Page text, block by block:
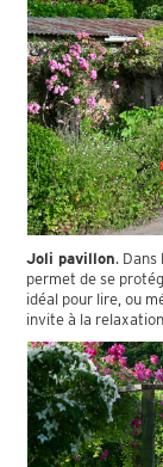
Joli pavillon.
permet de se
idéal pour lire, ou
invite à la